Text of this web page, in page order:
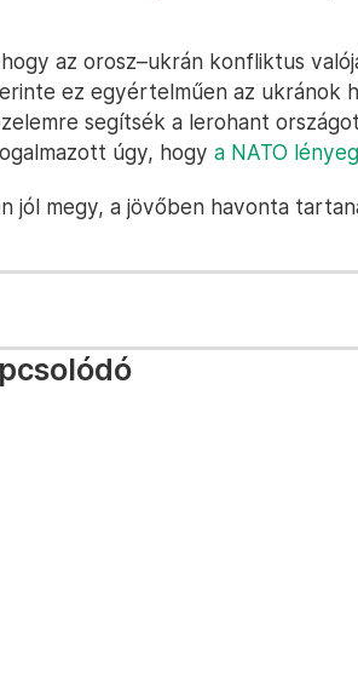
az orosz–ukrán konfliktus
ez egyértelműen az ukránok
segítsék a lerohant
úgy, hogy a NATO
jól megy, a jövőben havonta